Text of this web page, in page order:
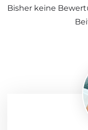
Bisher keine